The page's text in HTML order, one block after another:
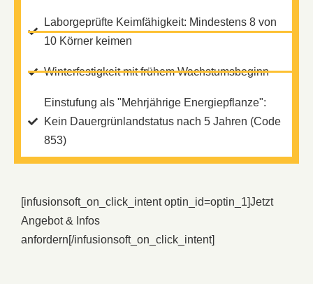
Laborgeprüfte Keimfähigkeit: Mindestens 8 von
10 Körner keimen
Winterfestigkeit mit frühem Wachstumsbeginn
Einstufung als "Mehrjährige Energiepflanze":
Kein Dauergrünlandstatus nach 5 Jahren (Code
853)
[infusionsoft_on_click_intent optin_id=optin_1]Jetzt
Angebot & Infos
anfordern[/infusionsoft_on_click_intent]